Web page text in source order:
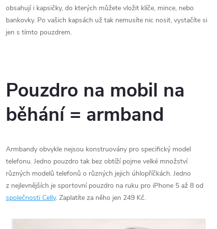
obsahují i kapsičky, do kterých můžete vložit klíče, mince, nebo
bankovky. Po vašich kapsách už tak nemusíte nic nosit, vystačíte si
jen s tímto pouzdrem.
Pouzdro na mobil na
běhání = armband
Armbandy obvykle nejsou konstruovány pro specifický model
telefonu. Jedno pouzdro tak bez obtíží pojme velké množství
různých modelů telefonů o různých jejich úhlopříčkách. Jedno
z nejlevnějších je sportovní pouzdro na ruku pro iPhone 5 až 8 od
společnosti Celly. Zaplatíte za něho jen 249 Kč.